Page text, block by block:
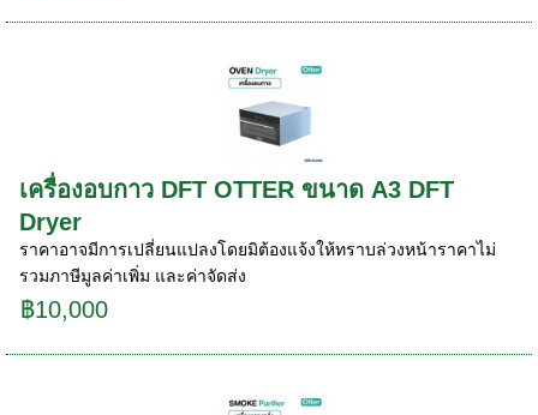
เครื่องอบกาว DFT OTTER ขนาด A3 DFT
Dryer
ราคาอาจมีการเปลี่ยนแปลงโดยมิต้องแจ้งให้ทราบล่วงหน้าราคาไม่
รวมภาษีมูลค่าเพิ่ม และค่าจัดส่ง
฿10,000